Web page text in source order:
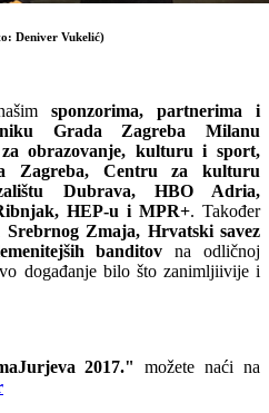
Deniver Vukelić)
sponzorima, partnerima i
Grada Zagreba Milanu
obrazovanje, kulturu i sport,
Zagreba, Centru za kulturu
Dubrava, HBO Adria,
HEP-u i MPR+. Također
Srebrnog Zmaja, Hrvatski savez
banditovna odličnoj
događanje bilo što zanimljiivije i
2017."
možete naći na